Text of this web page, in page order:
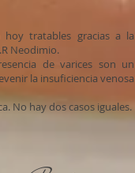
hoy tratables gracias a la
Neodimio.
de varices son un
la insuficiencia venosa
No hay dos casos iguales.